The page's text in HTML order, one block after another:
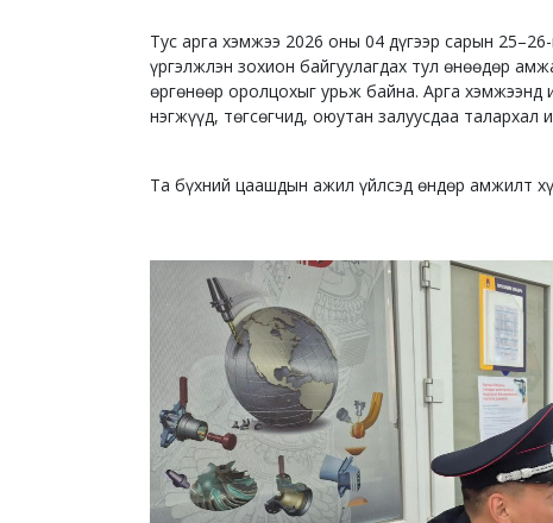
Тус арга хэмжээ 2026 оны 04 дүгээр сарын
үргэлжлэн зохион байгуулагдах тул өнөөдөр
өргөнөөр оролцохыг урьж байна. Арга хэмжээнд
нэгжүүд, төгсөгчид, оюутан залуусдаа талархал
Та бүхний цаашдын ажил үйлсэд өндөр амжилт